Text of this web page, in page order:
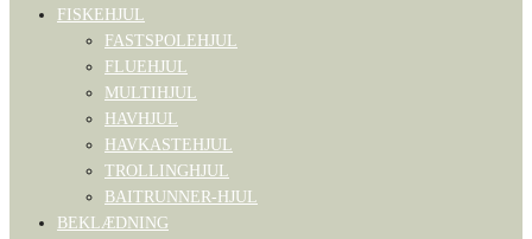
FISKEHJUL
FASTSPOLEHJUL
FLUEHJUL
MULTIHJUL
HAVHJUL
HAVKASTEHJUL
TROLLINGHJUL
BAITRUNNER-HJUL
BEKLÆDNING